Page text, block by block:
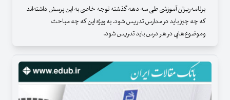
برنامه‌ریزان آموزشی طی سه دهه گذشته توجه خاصی به این پرسش داشته‌اند
که چه چیز باید در مدارس تدریس شود. به ویژه این که چه مباحث
وموضوع‌هایی در هر درس باید تدریس شود.